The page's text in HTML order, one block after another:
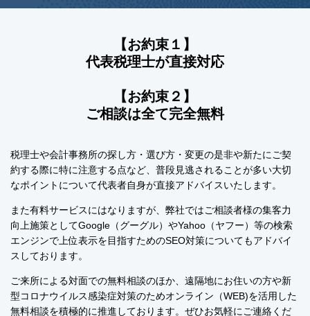
【お約束１】
代表税理士が直接対応
【お約束２】
ご相談は全て完全無料
税理士や会計事務所の探し方・選び方・変更の是非や新たにご契
約する際に特に注意する点など、普段見逃されることが多い大切
なポイントについて代表者自身が直接アドバイスいたします。
また有料サービスにはなりますが、弊社ではご相談者様の集客力
向上施策としてGoogle（グーグル）やYahoo（ヤフー）等の検索
エンジンで上位表示を目指すためのSEO対策についてもアドバイ
スしております。
ご来所による対面での無料相談のほか、遠隔地にお住いの方や新
型コロナウイルス感染症対策のためオンライン（WEB)を活用した
無料相談を積極的に推進しております。ぜひお気軽にご連絡くだ